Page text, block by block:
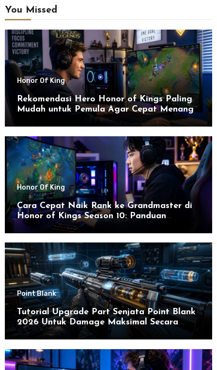
You Missed
Honor Of King
Rekomendasi Hero Honor of Kings Paling
Mudah untuk Pemula Agar Cepat Menang
Honor Of King
Cara Cepat Naik Rank ke Grandmaster di
Honor of Kings Season 10: Panduan
Lengkap dan Strategi Terbaru untuk Sukses
di 2026
Point Blank
Tutorial Upgrade Part Senjata Point Blank
2026 Untuk Damage Maksimal Secara
Efektif